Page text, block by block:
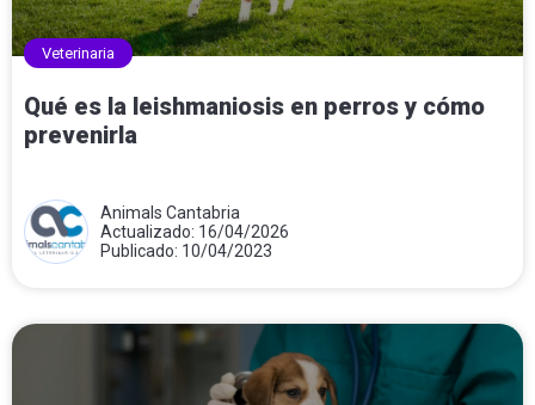
Veterinaria
Qué es la leishmaniosis en perros y cómo
prevenirla
Animals Cantabria
Actualizado: 16/04/2026
Publicado: 10/04/2023